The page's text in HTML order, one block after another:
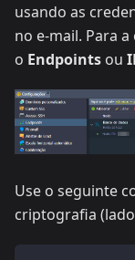
usando as
no e-mail. Para
o Endpoints ou
Use o seguinte
criptografia